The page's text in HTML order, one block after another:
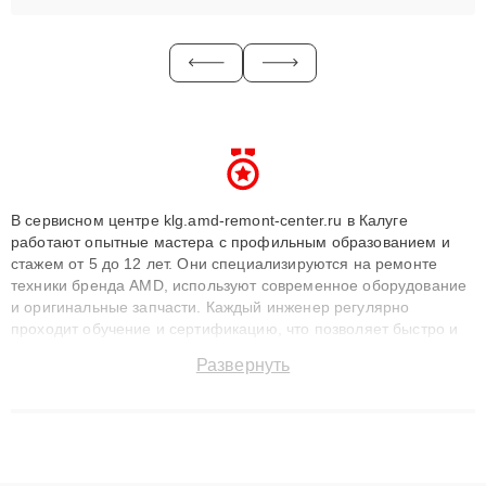
В сервисном центре klg.amd-remont-center.ru в Калуге
работают опытные мастера с профильным образованием и
стажем от 5 до 12 лет. Они специализируются на ремонте
техники бренда AMD, используют современное оборудование
и оригинальные запчасти. Каждый инженер регулярно
проходит обучение и сертификацию, что позволяет быстро и
сохранением гарантии до 3 лет. Наши мастера решают
Развернуть